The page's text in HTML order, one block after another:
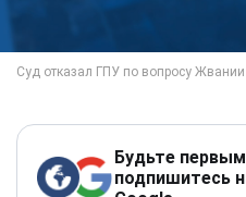
Будьте
подпишитесь